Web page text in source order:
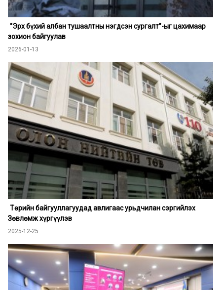
“Эрх бүхий албан тушаалтны нэгдсэн сургалт”-ыг цахимаар
зохион байгуулав
2026-01-13
Төрийн байгууллагуудад авлигаас урьдчилан сэргийлэх
Зөвлөмж хүргүүлэв
2025-12-25